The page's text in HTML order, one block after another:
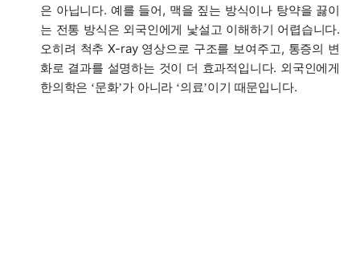
은 아닙니다. 예를 들어, 맥을 짚는 방식이나 탕약을 끓이
는 전통 방식은 외국인에게 낯설고 이해하기 어렵습니다.
오히려 척추 X-ray 영상으로 구조를 보여주고, 통증의 변
화로 결과를 설명하는 것이 더 효과적입니다. 외국인에게
한의학은 ‘문화’가 아니라 ‘의료’이기 때문입니다.